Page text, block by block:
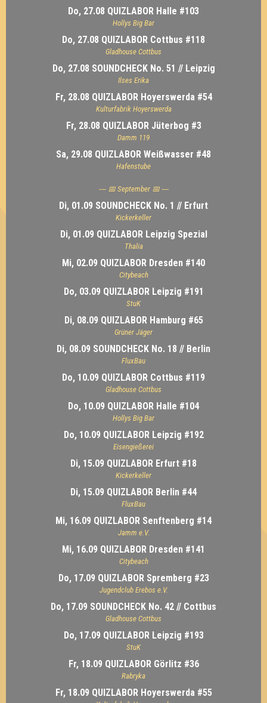
Do, 27.08 QUIZLABOR Halle #103
Hollys Big Bar
Do, 27.08 QUIZLABOR Cottbus #118
Gladhouse Cottbus
Do, 27.08 SOUNDCHECK No. 51 // Leipzig
Ilses Erika
Fr, 28.08 QUIZLABOR Hoyerswerda #54
Kulturfabrik Hoyerswerda
Fr, 28.08 QUIZLABOR Jüterbog #3
Damm 119
Sa, 29.08 QUIZLABOR Weißwasser #48
Hafenstube
---- 📅 September 📅 ----
Di, 01.09 SOUNDCHECK No. 1 // Erfurt
Kickerkeller
Di, 01.09 QUIZLABOR Leipzig Spezial
Thalia
Mi, 02.09 QUIZLABOR Dresden #140
Citybeach
Do, 03.09 QUIZLABOR Leipzig #191
StuK
Di, 08.09 QUIZLABOR Hamburg #65
Grüner Jäger
Di, 08.09 SOUNDCHECK No. 18 // Berlin
FluxBau
Do, 10.09 QUIZLABOR Cottbus #119
Gladhouse Cottbus
Do, 10.09 QUIZLABOR Halle #104
Hollys Big Bar
Do, 10.09 QUIZLABOR Leipzig #192
Eisengießerei
Di, 15.09 QUIZLABOR Erfurt #18
Kickerkeller
Di, 15.09 QUIZLABOR Berlin #44
FluxBau
Mi, 16.09 QUIZLABOR Senftenberg #14
Jamm e.V.
Mi, 16.09 QUIZLABOR Dresden #141
Citybeach
Do, 17.09 QUIZLABOR Spremberg #23
Jugendclub Erebos e.V.
Do, 17.09 SOUNDCHECK No. 42 // Cottbus
Gladhouse Cottbus
Do, 17.09 QUIZLABOR Leipzig #193
StuK
Fr, 18.09 QUIZLABOR Görlitz #36
Rabryka
Fr, 18.09 QUIZLABOR Hoyerswerda #55